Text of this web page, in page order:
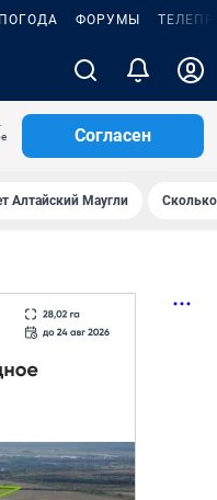
ПОГОДА ФОРУМЫ
Согласен
Алтайский Маугли